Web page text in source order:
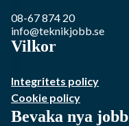
08-67 874 20
info@teknikjobb.se
Vilkor
Integritets policy
Cookie policy
Bevaka nya jobb